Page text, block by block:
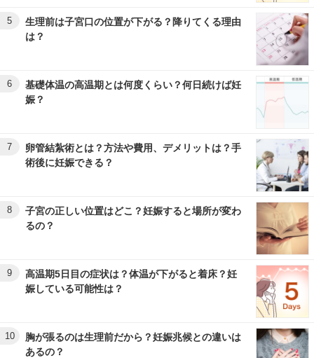
5
生理前は子宮口の位置が下がる？降りてくる理由
は？
6
基礎体温の高温期とは何度くらい？何日続けば妊
娠？
7
卵管結紮術とは？方法や費用、デメリットは？手
術後に妊娠できる？
8
子宮の正しい位置はどこ？妊娠すると場所が変わ
るの？
9
高温期5日目の症状は？体温が下がると着床？妊
娠している可能性は？
10
胸が張るのは生理前だから？妊娠兆候との違いは
あるの？